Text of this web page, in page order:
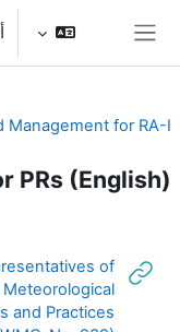
تخطى إلى المحتوى
PRs (English)
of
and Practices